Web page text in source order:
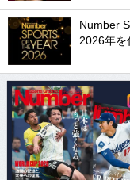
Number
2026年を